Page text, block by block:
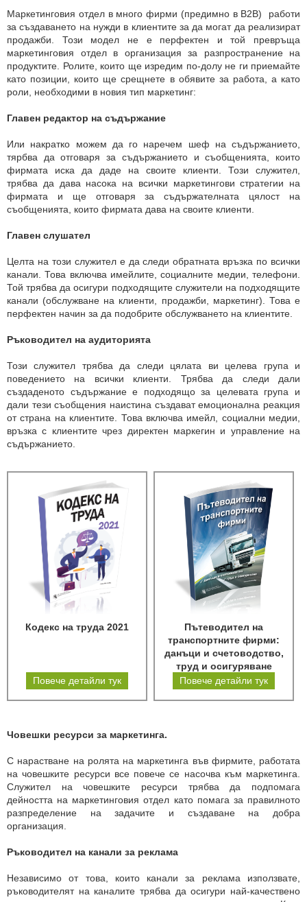
Маркетинговия отдел в много фирми (предимно в B2B) работи
за създаването на нужди в клиентите за да могат да реализират
продажби. Този модел не е перфектен и той превръща
маркетинговия отдел в организация за разпространение на
продуктите. Ролите, които ще изредим по-долу не ги приемайте
като позиции, които ще срещнете в обявите за работа, а като
роли, необходими в новия тип маркетинг:
Главен редактор на съдържание
Или накратко можем да го наречем шеф на съдържанието,
тярбва да отговаря за съдържанието и съобщенията, които
фирмата иска да даде на своите клиенти. Този служител,
трябва да дава насока на всички маркетингови стратегии на
фирмата и ще отговаря за съдържателната цялост на
съобщенията, които фирмата дава на своите клиенти.
Главен слушател
Целта на този служител е да следи обратната връзка по всички
канали. Това включва имейлите, социалните медии, телефони.
Той трябва да осигури подходящите служители на подходящите
канали (обслужване на клиенти, продажби, маркетинг). Това е
перфектен начин за да подобрите обслужването на клиентите.
Ръководител на аудиторията
Този служител трябва да следи цялата ви целева група и
поведението на всички клиенти. Трябва да следи дали
създаденото съдържание е подходящо за целевата група и
дали тези съобщения наистина създават емоционална реакция
от страна на клиентите. Това включва имейл, социални медии,
връзка с клиентите чрез директен маркегин и управление на
съдържанието.
Кодекс на труда 2021
Повече детайли тук
Пътеводител на
транспортните фирми:
данъци и счетоводство,
труд и осигуряване
Повече детайли тук
Човешки ресурси за маркетинга.
С нарастване на ролята на маркетинга във фирмите, работата
на човешките ресурси все повече се насочва към маркетинга.
Служител на човешките ресурси трябва да подпомага
дейността на маркетинговия отдел като помага за правилното
разпределение на задачите и създаване на добра
организация.
Ръководител на канали за реклама
Независимо от това, които канали за реклама използвате,
ръководителят на каналите трябва да осигури най-качествено